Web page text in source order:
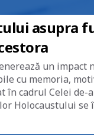
asupra
un impact
cu memoria,
cadrul Celei de-
Holocaustului se